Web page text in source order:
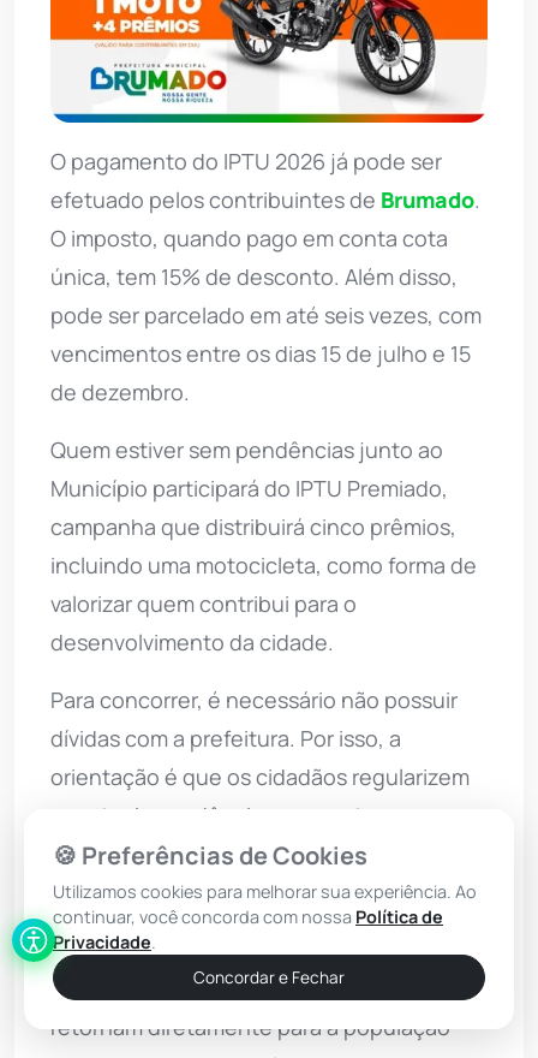
O pagamento do IPTU 2026 já pode ser
efetuado pelos contribuintes de Brumado.
O imposto, quando pago em conta cota
única, tem 15% de desconto. Além disso,
pode ser parcelado em até seis vezes, com
vencimentos entre os dias 15 de julho e 15
de dezembro.
Quem estiver sem pendências junto ao
Município participará do IPTU Premiado,
campanha que distribuirá cinco prêmios,
incluindo uma motocicleta, como forma de
valorizar quem contribui para o
desenvolvimento da cidade.
Para concorrer, é necessário não possuir
dívidas com a prefeitura. Por isso, a
orientação é que os cidadãos regularizem
eventuais pendências e garantam a sua
participação no sorteio.
O IPTU é uma das principais fontes de
investimento do município. Segundo a
prefeitura, os recursos arrecadados
retornam diretamente para a população
🍪 Preferências de Cookies
Utilizamos cookies para melhorar sua experiência. Ao
continuar, você concorda com nossa Política de
Privacidade.
Concordar e Fechar